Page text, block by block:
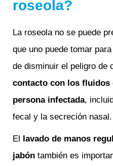
roseola?
La roseola no se puede
que uno puede tomar
de disminuir el peligro de
contacto con los fluidos
persona infectada,
fecal y la secreción nasal.
El lavado de manos
jabón también es